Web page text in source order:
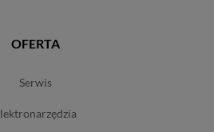
OFERTA
serwis
elektronarzędzia